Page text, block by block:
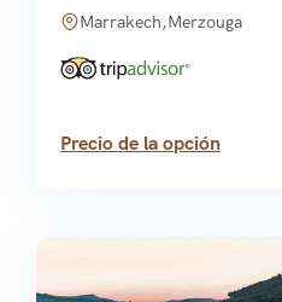
Marrakech,Merzouga
Precio de la opción